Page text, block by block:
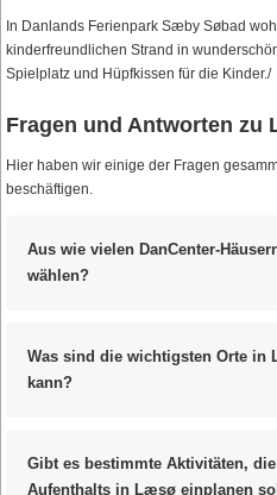
In Danlands Ferienpark Sæby Søbad
kinderfreundlichen Strand in
Spielplatz und Hüpfkissen für die Kinder./
Fragen und Antworten zu
Hier haben wir einige der Fragen
beschäftigen.
Aus wie vielen DanCenter-
wählen?
Was sind die wichtigsten Orte in
kann?
Gibt es bestimmte Aktivitäten,
Aufenthalts in Læsø einplanen